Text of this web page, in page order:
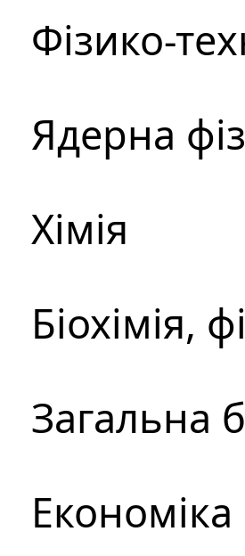
Фізико-
Ядерна
Хімія
Біохімія,
Загальна
Економіка